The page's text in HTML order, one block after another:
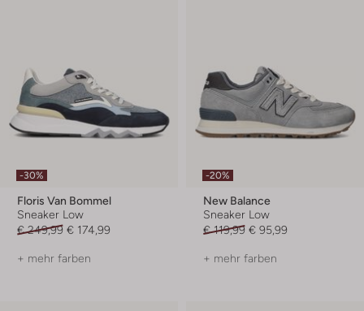
-30%
Floris Van Bommel
Sneaker Low
€ 249,99 € 174,99
+ mehr farben
-20%
New Balance
Sneaker Low
€ 119,99 € 95,99
+ mehr farben